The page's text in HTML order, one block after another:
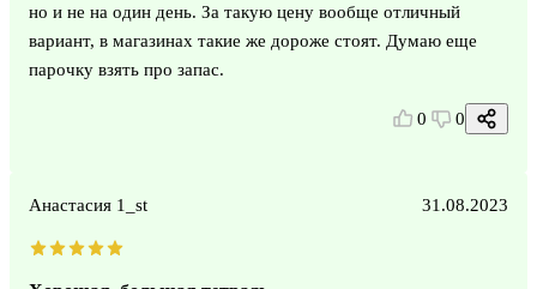
но и не на один день. За такую цену вообще отличный
вариант, в магазинах такие же дороже стоят. Думаю еще
парочку взять про запас.
0 0
Анастасия 1_st 31.08.2023